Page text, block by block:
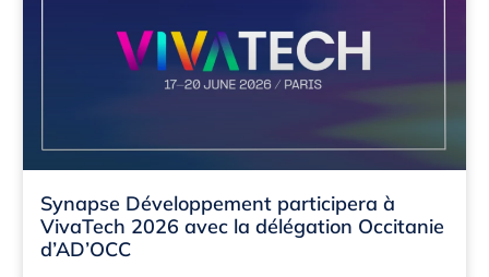
Synapse Développement participera à
VivaTech 2026 avec la délégation Occitanie
d’AD’OCC